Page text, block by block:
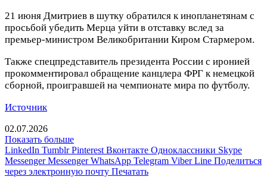
21 июня Дмитриев в шутку обратился к инопланетянам с
просьбой убедить Мерца уйти в отставку вслед за
премьер-министром Великобритании Киром Стармером.
Также спецпредставитель президента России с иронией
прокомментировал обращение канцлера ФРГ к немецкой
сборной, проигравшей на чемпионате мира по футболу.
Источник
02.07.2026
Показать больше
LinkedIn Tumblr Pinterest Вконтакте Одноклассники Skype
Messenger Messenger WhatsApp Telegram Viber Line Поделиться
через электронную почту Печатать